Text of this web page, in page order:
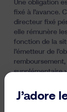
Une obligation
fixé à l’avance.
directeur fixé
elle rémunère
fonction de la
l’émetteur de
supplémentaire
risque”.
taux d’intérêt
J’adore